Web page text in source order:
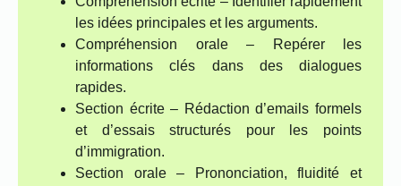
les idées principales et les arguments.
Compréhension orale – Repérer les
informations clés dans des dialogues
rapides.
Section écrite – Rédaction d’emails formels
et d’essais structurés pour les points
d’immigration.
Section orale – Prononciation, fluidité et